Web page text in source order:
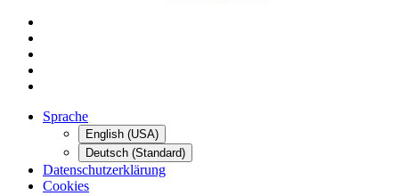
Sprache
English (USA)
Deutsch (Standard)
Datenschutzerklärung
Cookies